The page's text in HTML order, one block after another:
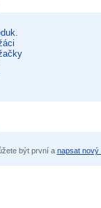
být první a napsat nový